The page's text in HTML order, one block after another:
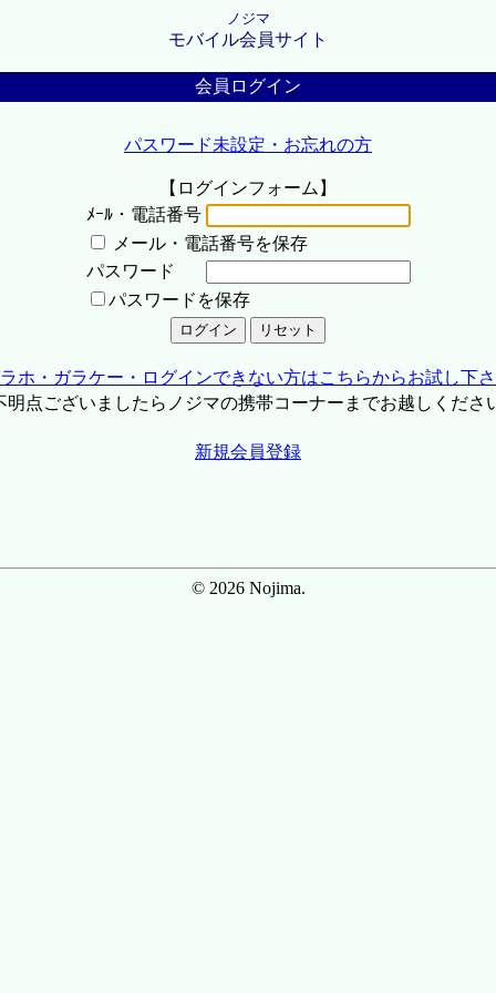
ノジマ
モバイル会員サイト
会員ログイン
パスワード未設定・お忘れの方
【ログインフォーム】
ﾒｰﾙ・電話番号
メール・電話番号を保存
パスワード
パスワードを保存
ホ・ガラケー・ログインできない方はこちらからお試し下
点ございましたらノジマの携帯コーナーまでお越しくださ
新規会員登録
© 2026 Nojima.